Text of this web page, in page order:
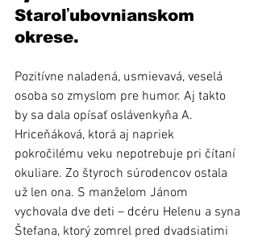
Staroľubovnianskom
okrese.
Pozitívne naladená, usmievavá, veselá
osoba so zmyslom pre humor. Aj takto
by sa dala opísať oslávenkyňa A.
Hriceňáková, ktorá aj napriek
pokročilému veku nepotrebuje pri čítaní
okuliare. Zo štyroch súrodencov ostala
už len ona. S manželom Jánom
vychovala dve deti – dcéru Helenu a syna
Štefana, ktorý zomrel pred dvadsiatimi